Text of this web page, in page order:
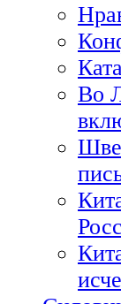
Во